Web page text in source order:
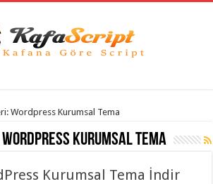
Wordpress Kurumsal Tema
Wordpress Kurumsal Tema
Kurumsal Tema İndir